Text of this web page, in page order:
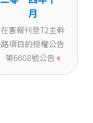
月
在憲報刊登T2主幹
路項目的授權公告
第6608號公告